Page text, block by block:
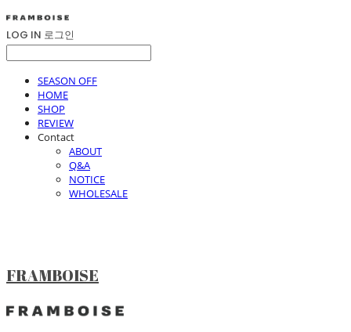
LOG IN 로그인
SEASON OFF
HOME
SHOP
REVIEW
Contact
ABOUT
Q&A
NOTICE
WHOLESALE
FRAMBOISE